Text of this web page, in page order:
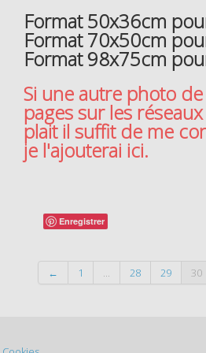
Format 50x36cm
Format 70x50cm
Format 98x75cm
Si une autre photo
pages sur les
plait il suffit de me
je l'ajouterai ici.
Enregistrer
← 1 28 29 30